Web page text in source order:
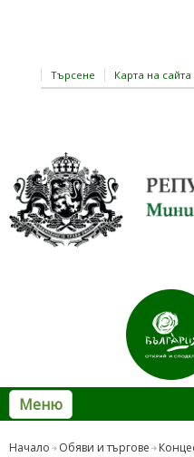
Търсене Карта на сайта
Меню
Начало Обяви и търгове